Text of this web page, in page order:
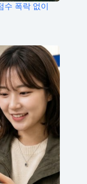
폭락 없이